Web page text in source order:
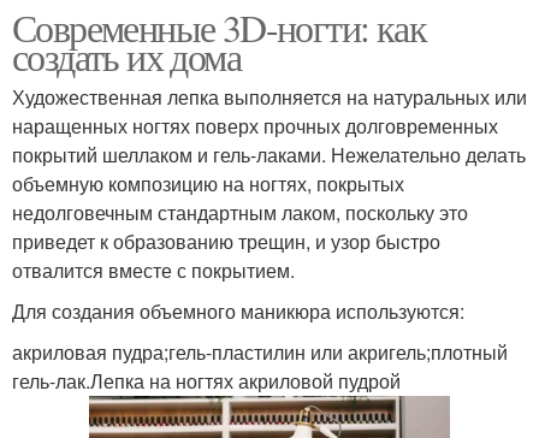
Современные 3D-ногти: как
создать их дома
Художественная лепка выполняется на натуральных или
наращенных ногтях поверх прочных долговременных
покрытий шеллаком и гель-лаками. Нежелательно делать
объемную композицию на ногтях, покрытых
недолговечным стандартным лаком, поскольку это
приведет к образованию трещин, и узор быстро
отвалится вместе с покрытием.
Для создания объемного маникюра используются:
акриловая пудра;гель-пластилин или акригель;плотный
гель-лак.Лепка на ногтях акриловой пудрой